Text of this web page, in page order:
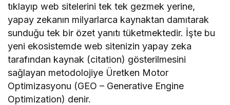
tıklayıp web sitelerini tek tek gezmek yerine,
yapay zekanın milyarlarca kaynaktan damıtarak
sunduğu tek bir özet yanıtı tüketmektedir. İşte bu
yeni ekosistemde web sitenizin yapay zeka
tarafından kaynak (citation) gösterilmesini
sağlayan metodolojiye Üretken Motor
Optimizasyonu (GEO – Generative Engine
Optimization) denir.